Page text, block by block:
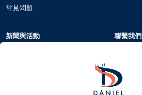
常見問題
新聞與活動
聯繫我們